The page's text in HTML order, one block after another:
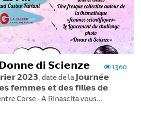
1360
𝗗𝗼𝗻𝗻𝗲 𝗱𝗶 𝗦𝗰𝗶𝗲𝗻𝘇𝗲
𝟮𝟬𝟮𝟯, date de la 𝗝𝗼𝘂𝗿𝗻𝗲́𝗲
𝗳𝗲𝗺𝗺𝗲𝘀 𝗲𝘁 𝗱𝗲𝘀 𝗳𝗶𝗹𝗹𝗲𝘀 𝗱𝗲
Corse - A Rinascita vous...